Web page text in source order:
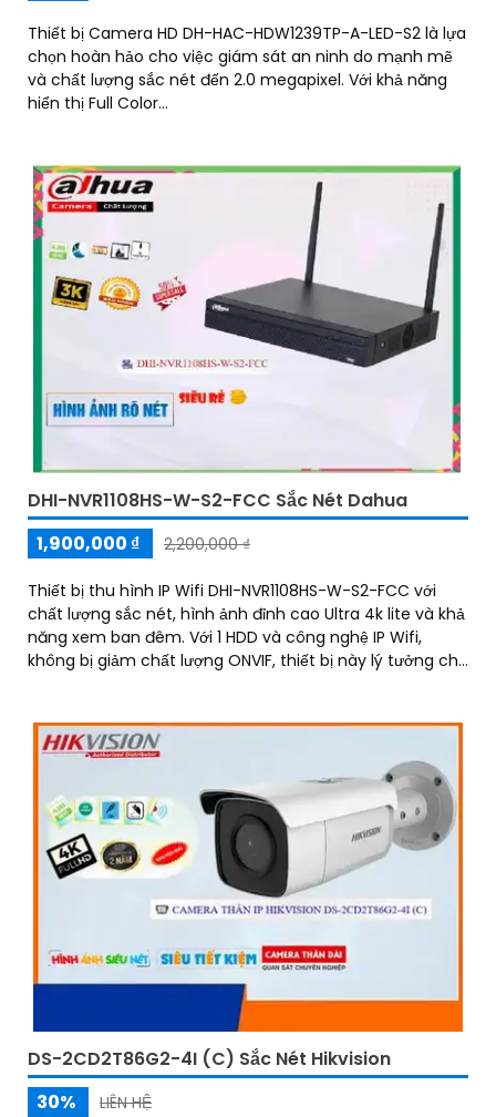
Thiết bị Camera HD DH-HAC-HDW1239TP-A-LED-S2 là lựa
chọn hoàn hảo cho việc giám sát an ninh do mạnh mẽ
và chất lượng sắc nét đến 2.0 megapixel. Với khả năng
hiển thị Full Color...
DHI-NVR1108HS-W-S2-FCC Sắc Nét Dahua
1,900,000 ₫
2,200,000 ₫
Thiết bị thu hình IP Wifi DHI-NVR1108HS-W-S2-FCC với
chất lượng sắc nét, hình ảnh đỉnh cao Ultra 4k lite và khả
năng xem ban đêm. Với 1 HDD và công nghệ IP Wifi,
không bị giảm chất lượng ONVIF, thiết bị này lý tưởng cho
DS-2CD2T86G2-4I (C) Sắc Nét Hikvision
30%
LIÊN HỆ